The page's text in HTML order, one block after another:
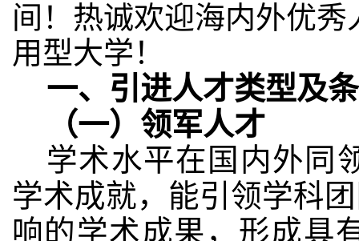
间！热诚欢迎海内外优
用型大学！
一、引进人才类型及
（一）领军人才
学术水平在国内外同
学术成就，能引领学科
响的学术成果，形成具